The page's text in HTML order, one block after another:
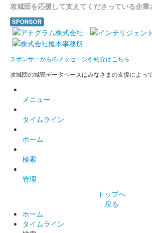
沼田城跡 御城印
販売終了
沼田城跡 御城印
販売終了
沼田城跡 御城印
販売終了
巳年特別版 松之屋
販売終了
攻城団を応援して支えてくださっている企業
SPONSOR
スポンサーからのメッセージや紹介はこちら
攻城団の城郭データベースはみなさまの支援によっ
メニュー
タイムライン
ホーム
検索
管理
トップへ
戻る
ホーム
タイムライン